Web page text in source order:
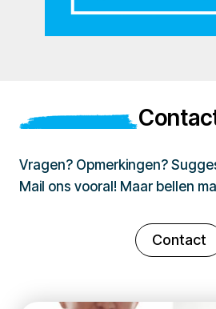
Vragen? Opmerkingen?
Mail ons vooral! Maar bellen
Contact